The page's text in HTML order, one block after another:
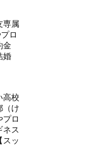
専属
ロ
金
婚
高校
（け
プロ
ネス
スッ